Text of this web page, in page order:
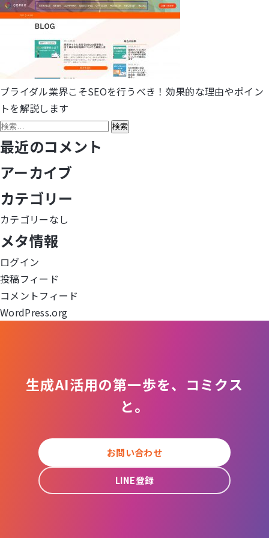
投
稿
ナ
ビ
ゲ
ー
シ
ョ
ン
ブライダル業界こそSEOを行うべき！効果的な理由やポイン
トを解説します
検
索:
最近のコメント
アーカイブ
カテゴリー
カテゴリーなし
メタ情報
ログイン
投稿フィード
コメントフィード
WordPress.org
生成AI活用の第一歩を、コミクス
と。
お問い合わせ
LINE登録